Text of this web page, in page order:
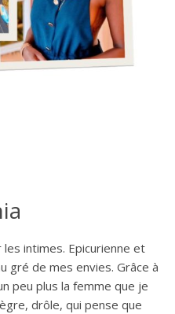
intimes. Epicurienne et
gré de mes envies. Grâce à
peu plus la femme que je
drôle, qui pense que